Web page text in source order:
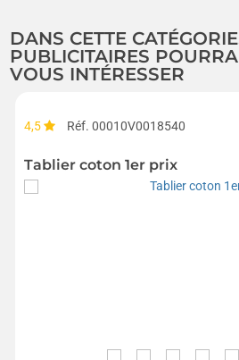
DANS CETTE
PUBLICITAIRES
VOUS INTÉRESSER
4,5 Réf. 00010V0018540
Tablier coton 1er prix